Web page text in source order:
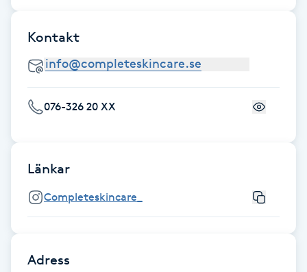
H
Headspa
Herrklippning
HIFU
Kontakt
076-326 20 XX
Länkar
Completeskincare_
Adress